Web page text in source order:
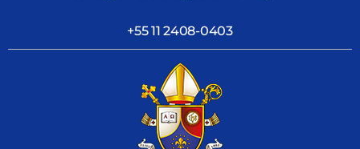
+55 11 2408-0403